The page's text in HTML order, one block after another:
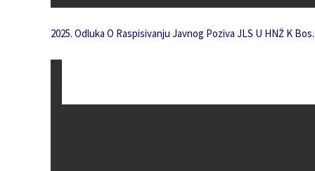
2025. Odluka O Raspisivanju Javnog Poziva JLS U HNŽ K